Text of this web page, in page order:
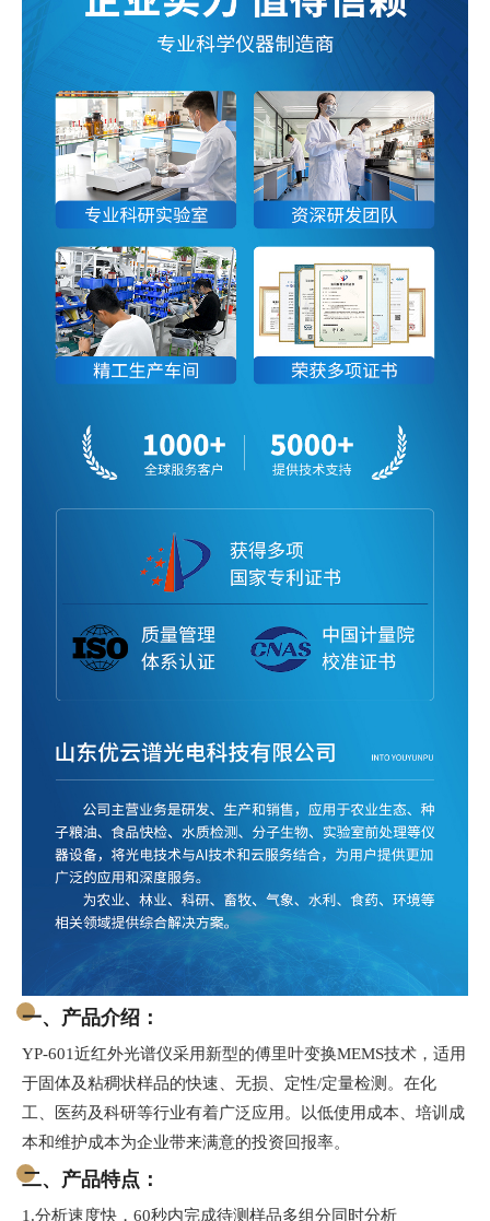
一、产品介绍：
YP-601近红外光谱仪采用新型的傅里叶变换MEMS技术，适用
于固体及粘稠状样品的快速、无损、定性/定量检测。在化
工、医药及科研等行业有着广泛应用。以低使用成本、培训成
本和维护成本为企业带来满意的投资回报率。
二、产品特点：
1.分析速度快，60秒内完成待测样品多组分同时分析